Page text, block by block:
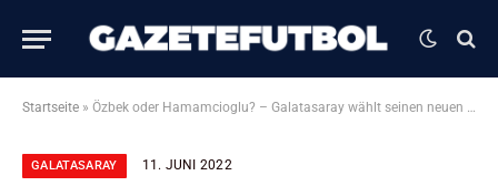
Startseite » Özbek oder Hamamcioglu? – Galatasaray wählt seinen neuen Präsidenten
GALATASARAY 11. JUNI 2022